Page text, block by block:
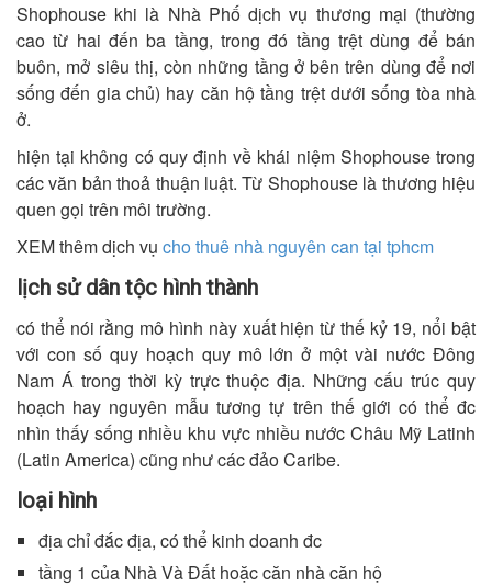
Shophouse khi là Nhà Phố dịch vụ thương mại (thường
cao từ hai đến ba tầng, trong đó tầng trệt dùng để bán
buôn, mở siêu thị, còn những tầng ở bên trên dùng để nơi
sống đến gia chủ) hay căn hộ tầng trệt dưới sống tòa nhà
ở.
hiện tại không có quy định về khái niệm Shophouse trong
các văn bản thoả thuận luật. Từ Shophouse là thương hiệu
quen gọi trên môi trường.
XEM thêm dịch vụ cho thuê nhà nguyên can tại tphcm
lịch sử dân tộc hình thành
có thể nói rằng mô hình này xuất hiện từ thế kỷ 19, nổi bật
với con số quy hoạch quy mô lớn ở một vài nước Đông
Nam Á trong thời kỳ trực thuộc địa. Những cấu trúc quy
hoạch hay nguyên mẫu tương tự trên thế giới có thể đc
nhìn thấy sống nhiều khu vực nhiều nước Châu Mỹ Latinh
(Latin America) cũng như các đảo Caribe.
loại hình
địa chỉ đắc địa, có thể kinh doanh đc
tầng 1 của Nhà Và Đất hoặc căn nhà căn hộ